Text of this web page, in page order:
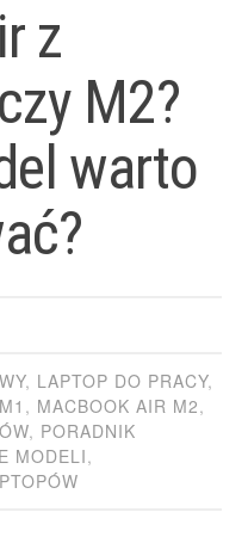
z
M2?
warto
, LAPTOP DO PRACY,
, MACBOOK AIR M2,
, PORADNIK
MODELI,